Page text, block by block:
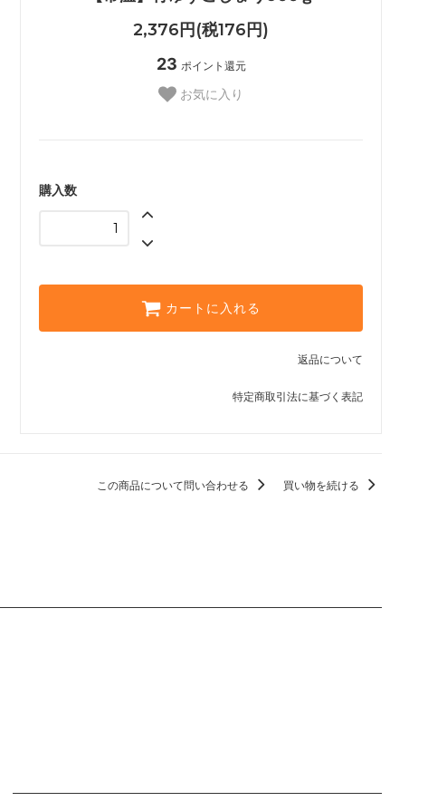
2,376円(税176円)
23 ポイント還元
お気に入り
購入数
カートに入れる
返品について
特定商取引法に基づく表記
この商品について問い合わせる 買い物を続ける